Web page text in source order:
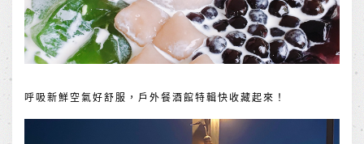
呼吸新鮮空氣好舒服，戶外餐酒館特輯快收藏起來！